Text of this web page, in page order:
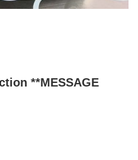
**MESSAGE